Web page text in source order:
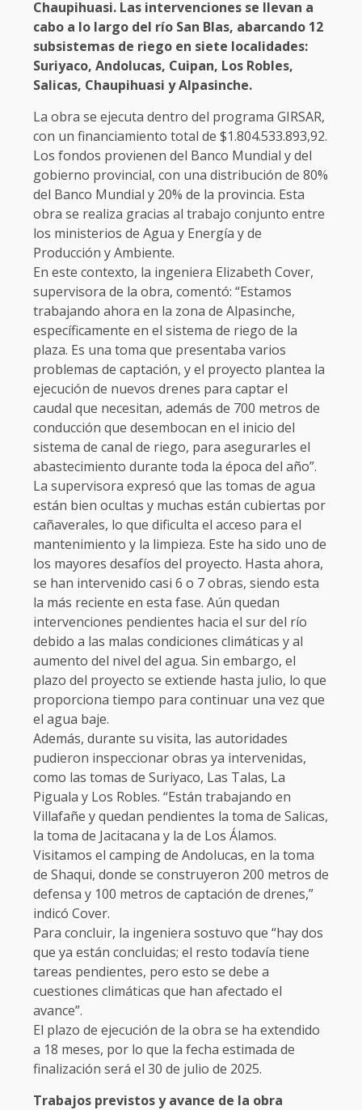
Chaupihuasi. Las intervenciones se llevan a
cabo a lo largo del río San Blas, abarcando 12
subsistemas de riego en siete localidades:
Suriyaco, Andolucas, Cuipan, Los Robles,
Salicas, Chaupihuasi y Alpasinche.
La obra se ejecuta dentro del programa GIRSAR,
con un financiamiento total de $1.804.533.893,92.
Los fondos provienen del Banco Mundial y del
gobierno provincial, con una distribución de 80%
del Banco Mundial y 20% de la provincia. Esta
obra se realiza gracias al trabajo conjunto entre
los ministerios de Agua y Energía y de
Producción y Ambiente.
En este contexto, la ingeniera Elizabeth Cover,
supervisora de la obra, comentó: “Estamos
trabajando ahora en la zona de Alpasinche,
específicamente en el sistema de riego de la
plaza. Es una toma que presentaba varios
problemas de captación, y el proyecto plantea la
ejecución de nuevos drenes para captar el
caudal que necesitan, además de 700 metros de
conducción que desembocan en el inicio del
sistema de canal de riego, para asegurarles el
abastecimiento durante toda la época del año”.
La supervisora expresó que las tomas de agua
están bien ocultas y muchas están cubiertas por
cañaverales, lo que dificulta el acceso para el
mantenimiento y la limpieza. Este ha sido uno de
los mayores desafíos del proyecto. Hasta ahora,
se han intervenido casi 6 o 7 obras, siendo esta
la más reciente en esta fase. Aún quedan
intervenciones pendientes hacia el sur del río
debido a las malas condiciones climáticas y al
aumento del nivel del agua. Sin embargo, el
plazo del proyecto se extiende hasta julio, lo que
proporciona tiempo para continuar una vez que
el agua baje.
Además, durante su visita, las autoridades
pudieron inspeccionar obras ya intervenidas,
como las tomas de Suriyaco, Las Talas, La
Piguala y Los Robles. “Están trabajando en
Villafañe y quedan pendientes la toma de Salicas,
la toma de Jacitacana y la de Los Álamos.
Visitamos el camping de Andolucas, en la toma
de Shaqui, donde se construyeron 200 metros de
defensa y 100 metros de captación de drenes,”
indicó Cover.
Para concluir, la ingeniera sostuvo que “hay dos
que ya están concluidas; el resto todavía tiene
tareas pendientes, pero esto se debe a
cuestiones climáticas que han afectado el
avance”.
El plazo de ejecución de la obra se ha extendido
a 18 meses, por lo que la fecha estimada de
finalización será el 30 de julio de 2025.
Trabajos previstos y avance de la obra